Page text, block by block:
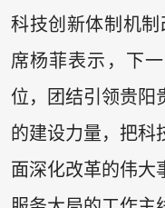
科技创新体制机
席杨菲表示，下
位，团结引领贵阳
的建设力量，把科
面深化改革的伟大